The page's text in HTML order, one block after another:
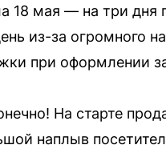
18 мая — на три дня
из-за огромного
при оформлении
На старте
наплыв